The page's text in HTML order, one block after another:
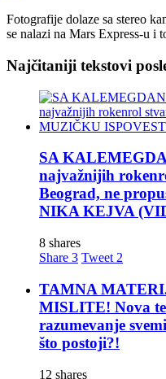
Fotografije dolaze sa stereo
se nalazi na Mars Express-u i
Najčitaniji tekstovi
SA
najvažnijih
Beograd, ne
NIKA KEJVA
8 shares
Share 3 Tweet 2
TAMNA
MISLITE! Nova
razumevanje
što postoji?!
12 shares